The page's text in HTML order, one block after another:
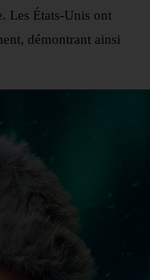
Les États-Unis ont
démontrant ainsi